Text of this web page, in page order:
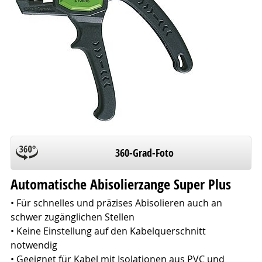
360-Grad-Foto
Automatische Abisolierzange Super Plus
• Für schnelles und präzises Abisolieren auch an
schwer zugänglichen Stellen
• Keine Einstellung auf den Kabelquerschnitt
notwendig
• Geeignet für Kabel mit Isolationen aus PVC und